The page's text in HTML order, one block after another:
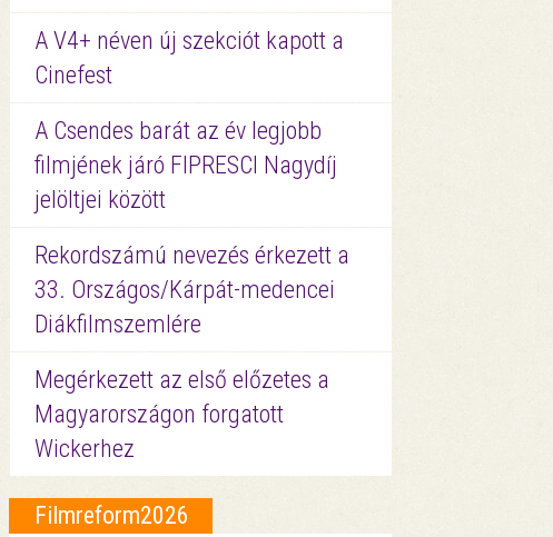
A V4+ néven új szekciót kapott a
Cinefest
A Csendes barát az év legjobb
filmjének járó FIPRESCI Nagydíj
jelöltjei között
Rekordszámú nevezés érkezett a
33. Országos/Kárpát-medencei
Diákfilmszemlére
Megérkezett az első előzetes a
Magyarországon forgatott
Wickerhez
Filmreform2026